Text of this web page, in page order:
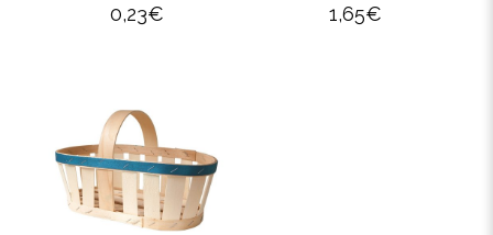
0,23€ 1,65€